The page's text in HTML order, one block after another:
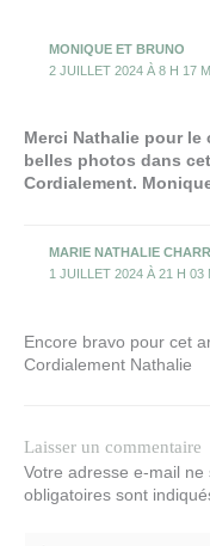
MONIQUE ET BRUNO
2 JUILLET 2024 À 8 H 17
Merci Nathalie pour
belles photos dans
Cordialement.
MARIE NATHALIE
1 JUILLET 2024 À 21 H 03
Encore bravo pour cet
Cordialement Nathalie
Laisser un commentaire
Votre adresse e-mail ne
obligatoires sont